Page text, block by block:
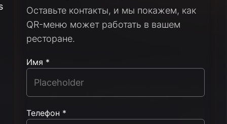
Оставьте контакты, и мы покажем, как
QR-меню может работать в вашем
ресторане.
Имя *
Телефон *